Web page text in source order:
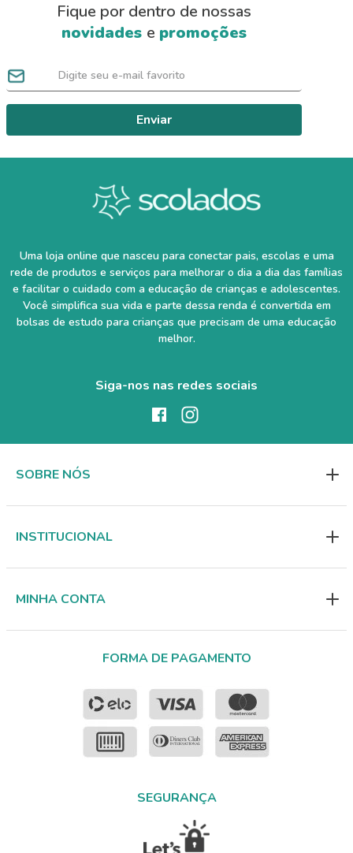
Fique por dentro de nossas
novidades e promoções
Enviar
Uma loja online que nasceu para conectar pais, escolas e uma
rede de produtos e serviços para melhorar o dia a dia das famílias
e facilitar o cuidado com a educação de crianças e adolescentes.
Você simplifica sua vida e parte dessa renda é convertida em
bolsas de estudo para crianças que precisam de uma educação
melhor.
Siga-nos nas redes sociais
SOBRE NÓS
INSTITUCIONAL
MINHA CONTA
FORMA DE PAGAMENTO
SEGURANÇA